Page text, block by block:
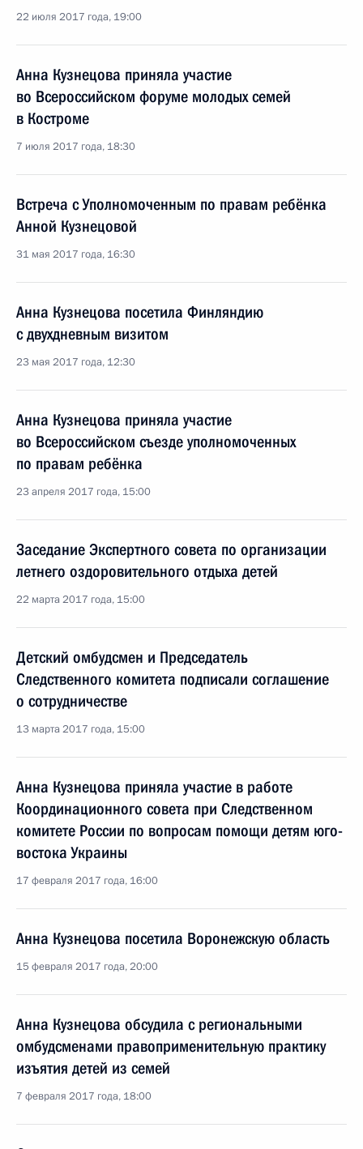
22 июля 2017 года, 19:00
Анна Кузнецова приняла участие
во Всероссийском форуме молодых семей
в Костроме
7 июля 2017 года, 18:30
Встреча с Уполномоченным по правам ребёнка
Анной Кузнецовой
31 мая 2017 года, 16:30
Анна Кузнецова посетила Финляндию
с двухдневным визитом
23 мая 2017 года, 12:30
Анна Кузнецова приняла участие
во Всероссийском съезде уполномоченных
по правам ребёнка
23 апреля 2017 года, 15:00
Заседание Экспертного совета по организации
летнего оздоровительного отдыха детей
22 марта 2017 года, 15:00
Детский омбудсмен и Председатель
Следственного комитета подписали соглашение
о сотрудничестве
13 марта 2017 года, 15:00
Анна Кузнецова приняла участие в работе
Координационного совета при Следственном
комитете России по вопросам помощи детям юго-
востока Украины
17 февраля 2017 года, 16:00
Анна Кузнецова посетила Воронежскую область
15 февраля 2017 года, 20:00
Анна Кузнецова обсудила с региональными
омбудсменами правоприменительную практику
изъятия детей из семей
7 февраля 2017 года, 18:00